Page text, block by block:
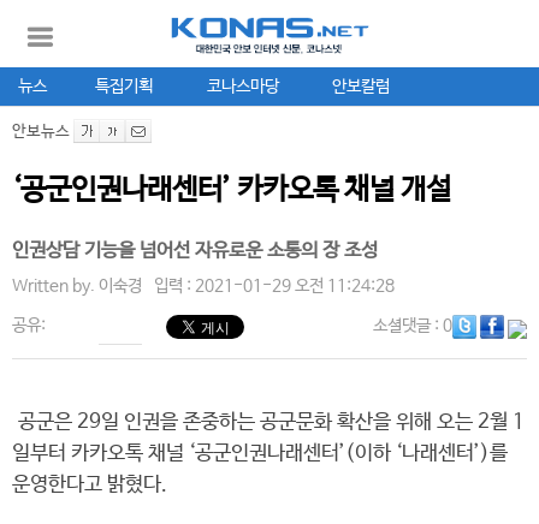
뉴스 특집기획 코나스마당 안보칼럼
안보뉴스
‘공군인권나래센터’ 카카오톡 채널 개설
인권상담 기능을 넘어선 자유로운 소통의 장 조성
Written by. 이숙경 입력 : 2021-01-29 오전 11:24:28
공유: 소셜댓글: 0
공군은 29일 인권을 존중하는 공군문화 확산을 위해 오는 2월 1
일부터 카카오톡 채널 ‘공군인권나래센터’(이하 ‘나래센터’)를
운영한다고 밝혔다.